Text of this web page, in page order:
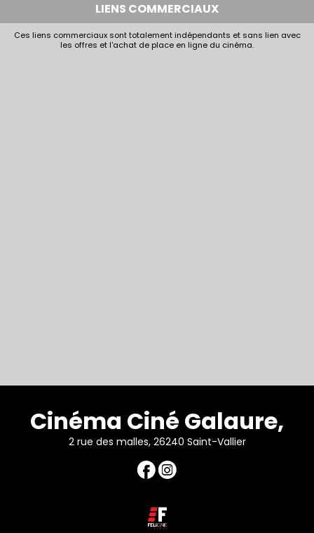
LIENS COMMERCIAUX
Ces liens commerciaux sont totalement indépendants et sans lien avec
les offres et l'achat de place en ligne du cinéma.
Cinéma Ciné Galaure,
2 rue des malles, 26240 Saint-Vallier